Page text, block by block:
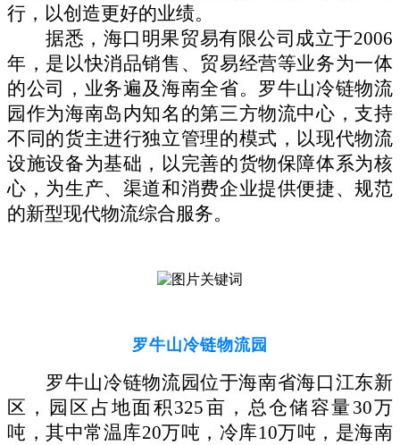
行，以创造更好的业绩。
据悉，海口明果贸易有限公司成立于2006
年，是以快消品销售、贸易经营等业务为一体
的公司，业务遍及海南全省。罗牛山冷链物流
园作为海南岛内知名的第三方物流中心，支持
不同的货主进行独立管理的模式，以现代物流
设施设备为基础，以完善的货物保障体系为核
心，为生产、渠道和消费企业提供便捷、规范
的新型现代物流综合服务。
罗牛山冷链物流园
罗牛山冷链物流园位于海南省海口江东新
区，园区占地面积325亩，总仓储容量30万
吨，其中常温库20万吨，冷库10万吨，是海南